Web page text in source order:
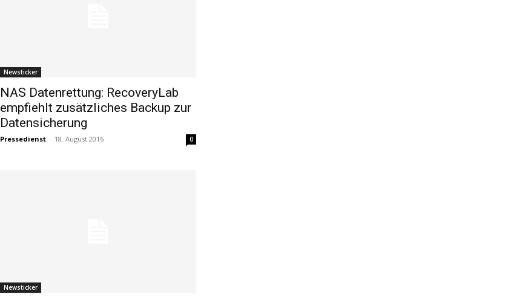
Newsticker
NAS Datenrettung: RecoveryLab
empfiehlt zusätzliches Backup zur
Datensicherung
Pressedienst - 18. August 2016 0
Newsticker